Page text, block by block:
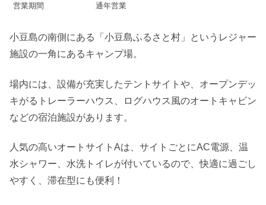
営業期間 通年営業
小豆島の南側にある「小豆島ふるさと村」というレジャー
施設の一角にあるキャンプ場。
場内には、設備が充実したテントサイトや、オープンデッ
キがるトレーラーハウス、ログハウス風のオートキャビン
などの宿泊施設があります。
人気の高いオートサイトAは、サイトごとにAC電源、温
水シャワー、水洗トイレが付いているので、快適に過ごし
やすく、滞在型にも便利！